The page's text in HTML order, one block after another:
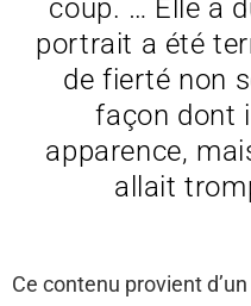
coup. … Elle a
portrait a été
de fierté non
façon dont
apparence,
allait
Ce contenu provient